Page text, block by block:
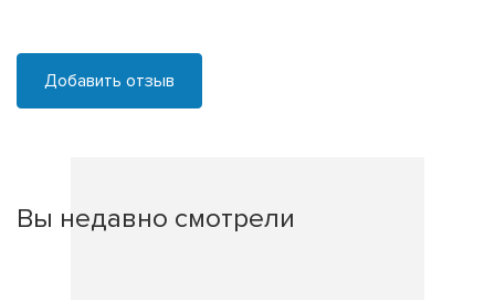
Добавить отзыв
Вы недавно смотрели